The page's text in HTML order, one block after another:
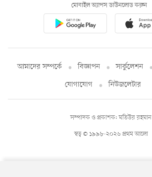
মোবাইল অ্যাপস ডাউনলোড করুন
আমাদের সম্পর্কে বিজ্ঞাপন সার্কুলেশন
যোগাযোগ
নিউজলেটার
স্বত্ব © ১৯৯৮-২০২৬ প্রথম আলো
সম্পাদক ও প্রকাশক: মতিউর রহমান